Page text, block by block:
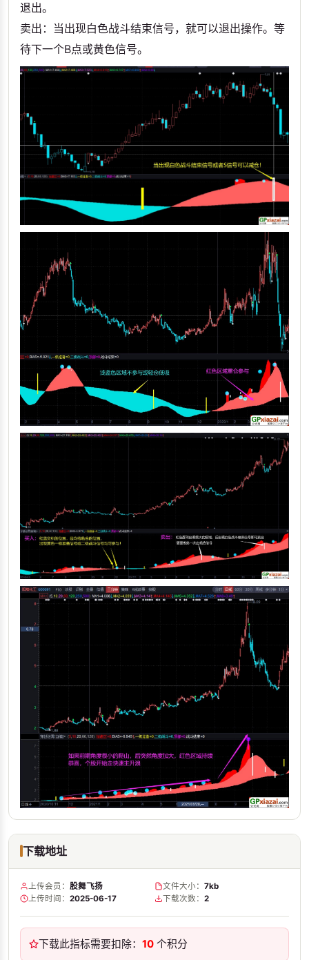
退出。
卖出：当出现白色战斗结束信号，就可以退出操作。等
待下一个B点或黄色信号。
下载地址
上传会员： 股舞飞扬 文件大小： 7kb
上传时间： 2025-06-17 下载次数： 2
下载此指标需要扣除： 10 个积分